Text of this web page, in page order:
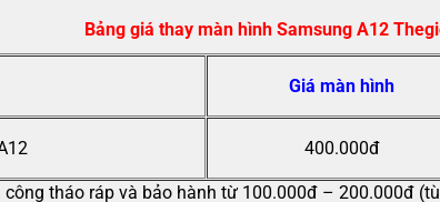
Bảng giá thay màn hình Samsung A12
Giá màn hình
400.000đ
công tháo ráp và bảo hành từ 100.000đ – 200.000đ